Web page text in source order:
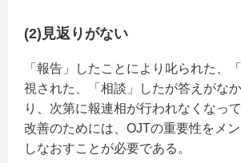
(2)見返りがない
「報告」したことにより叱られた、
視された、「相談」したが答えがな
り、次第に報連相が行われなくなって
改善のためには、OJTの重要性をメ
しなおすことが必要である。